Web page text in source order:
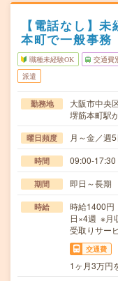
【電話なし】
本町で一般事務
職種未経験OK 交通費
派遣
勤務地
大阪市中央
堺筋本町駅
曜日頻度 月～金／週5
時間 09:00-17:30
期間 即日～長期
時給
時給1400
日×4週 ※月
受取りサー
交通費
1ヶ月3万円